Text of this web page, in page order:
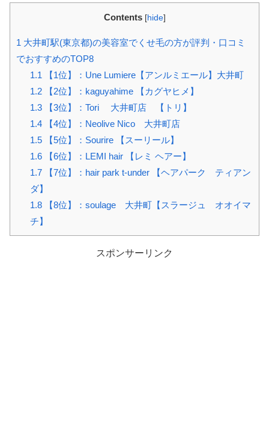
Contents [hide]
1 大井町駅(東京都)の美容室でくせ毛の方が評判・口コミ
でおすすめのTOP8
1.1【1位】：Une Lumiere【アンルミエール】大井町
1.2【2位】：kaguyahime 【カグヤヒメ】
1.3【3位】：Tori 大井町店 【トリ】
1.4【4位】：Neolive Nico 大井町店
1.5【5位】：Sourire 【スーリール】
1.6【6位】：LEMI hair 【レミ ヘアー】
1.7【7位】：hair park t-under 【ヘアパーク ティアン
ダ】
1.8【8位】：soulage 大井町【スラージュ オオイマ
チ】
スポンサーリンク